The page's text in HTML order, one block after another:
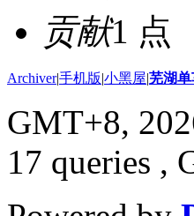
贡献1 点
Archiver|手机版|小黑屋|芜湖单
GMT+8,
17 queries ,